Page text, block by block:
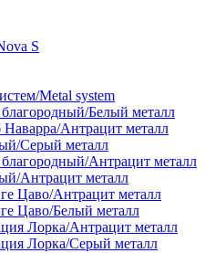
S
Metal system
Белый металл
Антрацит металл
Серый металл
Антрацит металл
Антрацит металл
Цаво/Антрацит металл
Цаво/Белый металл
Лорка/Антрацит металл
Лорка/Серый металл